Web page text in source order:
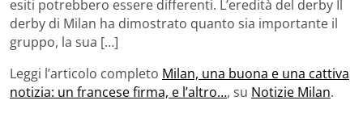
esiti potrebbero essere differenti. L’eredità del derby Il
derby di Milan ha dimostrato quanto sia importante il
gruppo, la sua […]
Leggi l’articolo completo Milan, una buona e una cattiva
notizia: un francese firma, e l’altro…, su Notizie Milan.